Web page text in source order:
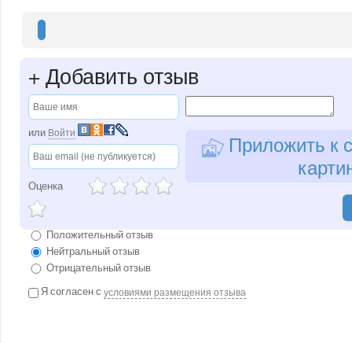
+Добавить отзыв
или Войти
Оценка
Положительный отзыв
Нейтральный отзыв
Отрицательный отзыв
Приложить к
Я согласен с условиями размещения отзыва